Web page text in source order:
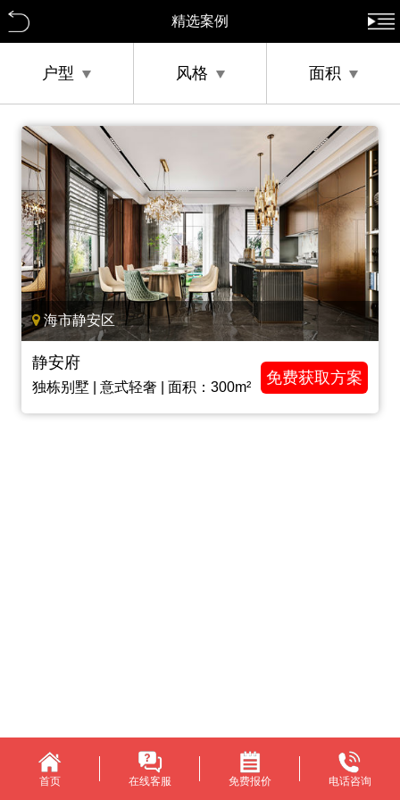
精选案例
户型 风格 面积
海市静安区
静安府
独栋别墅 | 意式轻奢 | 面积：300m²
免费获取方案
首页 在线客服 免费报价 电话咨询